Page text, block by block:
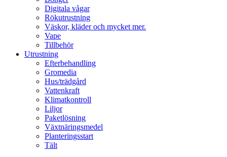
Digitala vågar
Rökutrustning
Väskor, kläder och mycket mer.
Vape
Tillbehör
Utrustning
Efterbehandling
Gromedia
Hus/trädgård
Vattenkraft
Klimatkontroll
Liljor
Paketlösning
Växtnäringsmedel
Planteringsstart
Tält